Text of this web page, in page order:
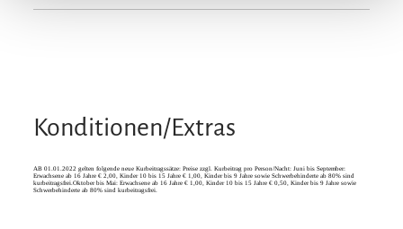
Konditionen/Extras
AB 01.01.2022 gelten folgende neue Kurbeitragssätze: Preise zzgl. Kurbeitrag pro Person/Nacht: Juni bis September:
Erwachsene ab 16 Jahre € 2,00, Kinder 10 bis 15 Jahre € 1,00, Kinder bis 9 Jahre sowie Schwerbehinderte ab 80% sind
kurbeitragsfrei.Oktober bis Mai: Erwachsene ab 16 Jahre € 1,00, Kinder 10 bis 15 Jahre € 0,50, Kinder bis 9 Jahre sowie
Schwerbehinderte ab 80% sind kurbeitragsfrei.